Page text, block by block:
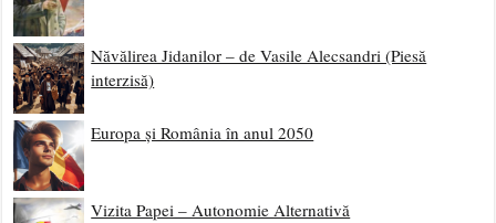
Năvălirea Jidanilor – de Vasile Alecsandri (Piesă
interzisă)
Europa și România în anul 2050
Vizita Papei – Autonomie Alternativă